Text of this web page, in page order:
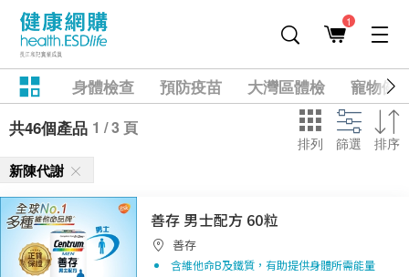
1
身體檢查 預防疫苗 大灣區體檢
寵物健
共46個產品 1 / 3 頁
排列 篩選 排序
新陳代謝
善存 男士配方 60粒
善存
含維他命B及鐵質，有助提供身體所需能量